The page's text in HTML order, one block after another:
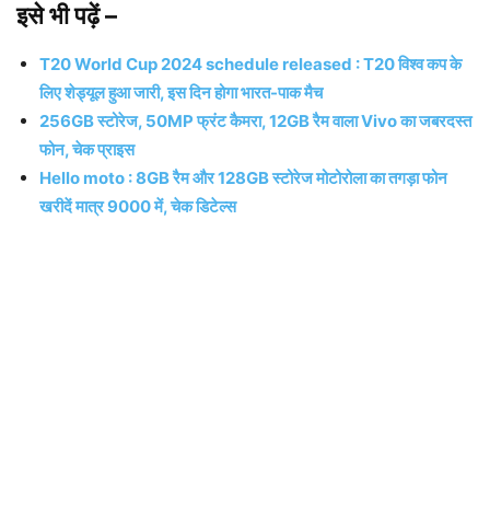
इसे भी पढ़ें –
T20 World Cup 2024 schedule released : T20 विश्व कप के
लिए शेड्यूल हुआ जारी, इस दिन होगा भारत-पाक मैच
256GB स्टोरेज, 50MP फ्रंट कैमरा, 12GB रैम वाला Vivo का जबरदस्त
फोन, चेक प्राइस
Hello moto : 8GB रैम और 128GB स्टोरेज मोटोरोला का तगड़ा फोन
खरीदें मात्र 9000 में, चेक डिटेल्स